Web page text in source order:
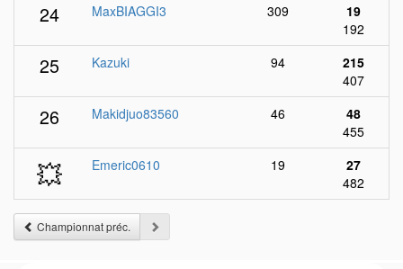
24 MaxBIAGGI3 309
19
192
25 Kazuki 94
215
407
26 Makidjuo83560 46
48
455
💥 Emeric0610 19
27
482
Championnat préc.